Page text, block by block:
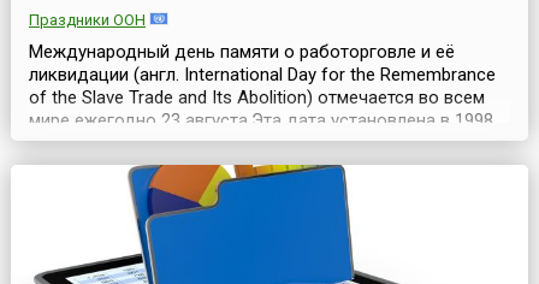
Праздники ООН
Международный день памяти о работорговле и её
ликвидации (англ. International Day for the Remembrance
of the Slave Trade and Its Abolition) отмечается во всем
мире ежегодно 23 августа.Эта дата установлена в 1998
году по рекомендации 150-й сессии исполнительного
совета ЮНЕСКО в день восстания рабов Сан-Доминго
(нынешней Республике Гаити) в 1791 году, которое
положило начало процессу ликвидации ...